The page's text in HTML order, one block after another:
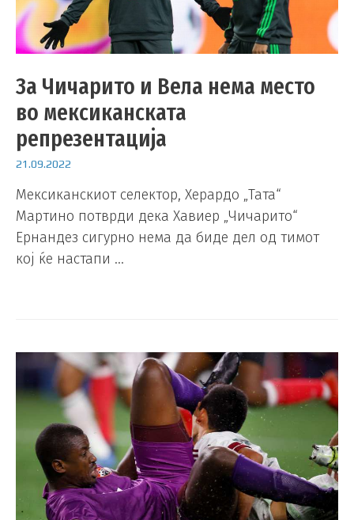
За Чичарито и Вела нема место
во мексиканската
репрезентација
21.09.2022
Мексиканскиот селектор, Херардо „Тата“
Мартино потврди дека Хавиер „Чичарито“
Ернандез сигурно нема да биде дел од тимот
кој ќе настапи …